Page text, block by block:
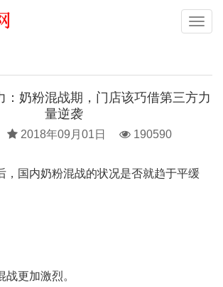
导
：奶粉混战期，门店该巧借第三方力
量逆袭
2018年09月01日 190590
国内奶粉混战的状况是否就趋于平缓
更加激烈。